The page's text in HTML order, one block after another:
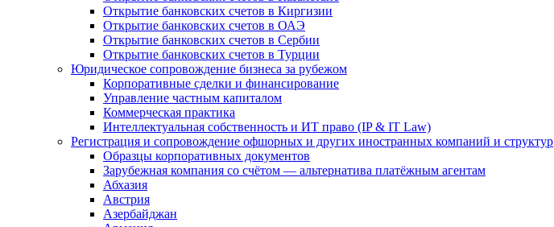
Открытие банковских счетов в Киргизии
Открытие банковских счетов в ОАЭ
Открытие банковских счетов в Сербии
Открытие банковских счетов в Турции
Юридическое сопровождение бизнеса за рубежом
Корпоративные сделки и финансирование
Управление частным капиталом
Коммерческая практика
Интеллектуальная собственность и ИТ право (IP & IT Law)
Регистрация и сопровождение офшорных и других иностранных компаний и структур
Образцы корпоративных документов
Зарубежная компания со счётом — альтернатива платёжным агентам
Абхазия
Австрия
Азербайджан